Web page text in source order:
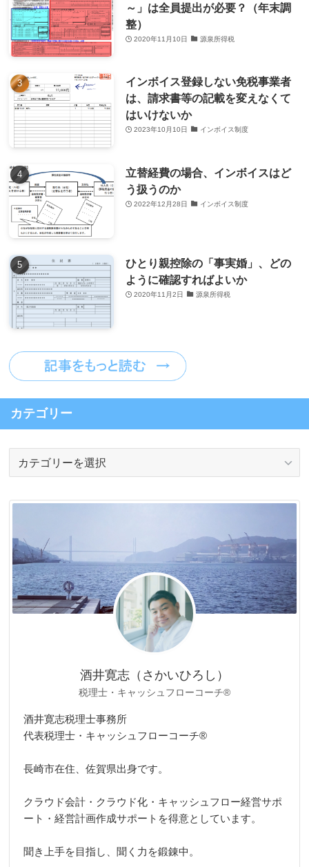
～」は全員提出が必要？（年末調
整）
2020年11月10日 源泉所得税
インボイス登録しない免税事業者
は、請求書等の記載を変えなくて
はいけないか
2023年10月10日 インボイス制度
立替経費の場合、インボイスはど
う扱うのか
2022年12月28日 インボイス制度
ひとり親控除の「事実婚」、どの
ように確認すればよいか
2020年11月2日 源泉所得税
カテゴリー
リ
酒井寛志（さかいひろし）
税理士・キャッシュフローコーチ®
酒井寛志税理士事務所
代表税理士・キャッシュフローコーチ®
長崎市在住、佐賀県出身です。
クラウド会計・クラウド化・キャッシュフロー経営サポ
ート・経営計画作成サポートを得意としています。
聞き上手を目指し、聞く力を鍛錬中。